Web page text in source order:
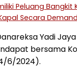
Peluang Bangkit
Secara
Yadi
bersama
6/2024).